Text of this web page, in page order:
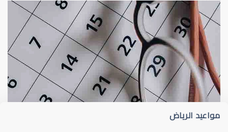
أسباب الماء الماء الأزرق
مواعيد الرياض